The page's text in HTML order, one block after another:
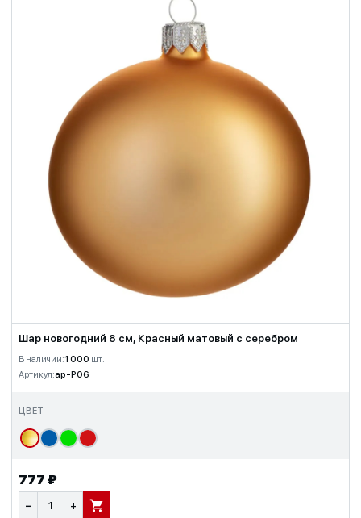
Шар новогодний 8 см, Красный матовый с серебром
В наличии:1 000 шт.
Артикул:ap-P06
ЦВЕТ
777 ₽
− + В КОРЗИНУ